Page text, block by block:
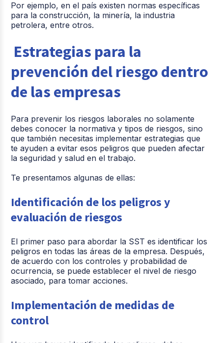
Por ejemplo, en el país existen normas específicas
para la construcción, la minería, la industria
petrolera, entre otros.
Estrategias para la
prevención del riesgo dentro
de las empresas
Para prevenir los riesgos laborales no solamente
debes conocer la normativa y tipos de riesgos, sino
que también necesitas implementar estrategias que
te ayuden a evitar esos peligros que pueden afectar
la seguridad y salud en el trabajo.
Te presentamos algunas de ellas:
Identificación de los peligros y
evaluación de riesgos
El primer paso para abordar la SST es identificar los
peligros en todas las áreas de la empresa. Después,
de acuerdo con los controles y probabilidad de
ocurrencia, se puede establecer el nivel de riesgo
asociado, para tomar acciones.
Implementación de medidas de
control